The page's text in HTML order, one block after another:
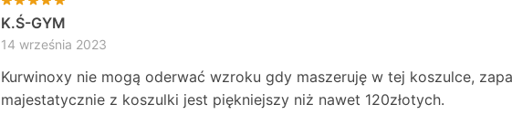
K.Ś-GYM
14 września 2023
Kurwinoxy nie mogą oderwać wzroku gdy maszeruję w tej koszulce,
majestatycznie z koszulki jest piękniejszy niż nawet 120złotych.